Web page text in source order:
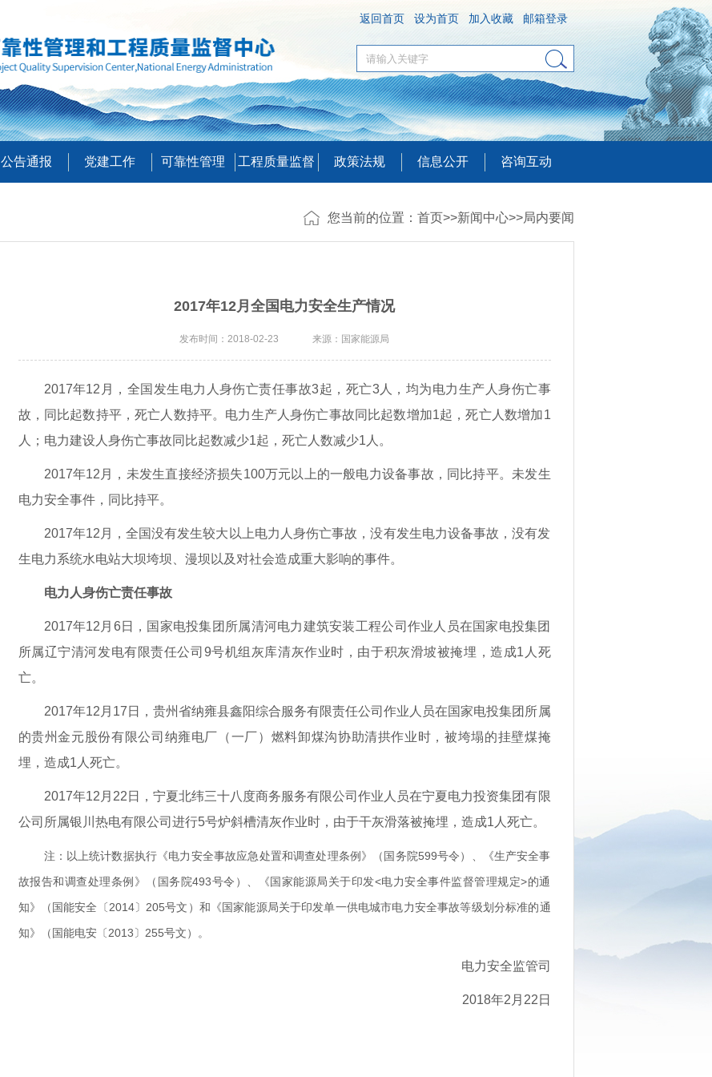
返回首页 设为首页 加入收藏 邮箱登录
公告通报 党建工作 可靠性管理 工程质量监督 政策法规 信息公开 咨询互动
您当前的位置： 首页>>新闻中心>>局内要闻
2017年12月全国电力安全生产情况
发布时间：2018-02-23 来源：国家能源局
2017年12月，全国发生电力人身伤亡责任事故3起，死亡3人，均为电力生产人身伤亡事
故，同比起数持平，死亡人数持平。电力生产人身伤亡事故同比起数增加1起，死亡人数增加1
人；电力建设人身伤亡事故同比起数减少1起，死亡人数减少1人。
2017年12月，未发生直接经济损失100万元以上的一般电力设备事故，同比持平。未发生
电力安全事件，同比持平。
2017年12月，全国没有发生较大以上电力人身伤亡事故，没有发生电力设备事故，没有发
生电力系统水电站大坝垮坝、漫坝以及对社会造成重大影响的事件。
电力人身伤亡责任事故
2017年12月6日，国家电投集团所属清河电力建筑安装工程公司作业人员在国家电投集团
所属辽宁清河发电有限责任公司9号机组灰库清灰作业时，由于积灰滑坡被掩埋，造成1人死
亡。
2017年12月17日，贵州省纳雍县鑫阳综合服务有限责任公司作业人员在国家电投集团所属
的贵州金元股份有限公司纳雍电厂（一厂）燃料卸煤沟协助清拱作业时，被垮塌的挂壁煤掩
埋，造成1人死亡。
2017年12月22日，宁夏北纬三十八度商务服务有限公司作业人员在宁夏电力投资集团有限
公司所属银川热电有限公司进行5号炉斜槽清灰作业时，由于干灰滑落被掩埋，造成1人死亡。
注：以上统计数据执行《电力安全事故应急处置和调查处理条例》（国务院599号令）、《生产安全事
故报告和调查处理条例》（国务院493号令）、《国家能源局关于印发<电力安全事件监督管理规定>的通
知》（国能安全〔2014〕205号文）和《国家能源局关于印发单一供电城市电力安全事故等级划分标准的通
知》（国能电安〔2013〕255号文）。
电力安全监管司
2018年2月22日